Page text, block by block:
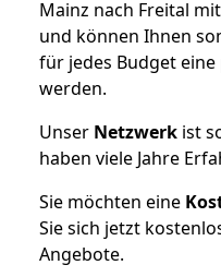
Mainz nach Freital
und können Ihnen
für jedes Budget
werden.
Unser Netzwerk ist
haben viele Jahre
Sie möchten eine
Sie sich jetzt
Angebote.